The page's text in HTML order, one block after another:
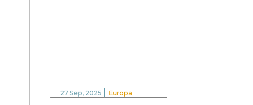
27 Sep, 2025 | Europa